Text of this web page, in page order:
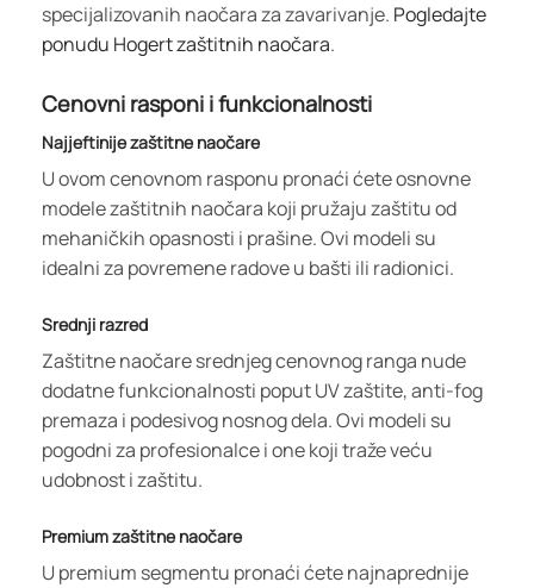
specijalizovanih naočara za zavarivanje. Pogledajte
ponudu Hogert zaštitnih naočara.
Cenovni rasponi i funkcionalnosti
Najjeftinije zaštitne naočare
U ovom cenovnom rasponu pronaći ćete osnovne
modele zaštitnih naočara koji pružaju zaštitu od
mehaničkih opasnosti i prašine. Ovi modeli su
idealni za povremene radove u bašti ili radionici.
Srednji razred
Zaštitne naočare srednjeg cenovnog ranga nude
dodatne funkcionalnosti poput UV zaštite, anti-fog
premaza i podesivog nosnog dela. Ovi modeli su
pogodni za profesionalce i one koji traže veću
udobnost i zaštitu.
Premium zaštitne naočare
U premium segmentu pronaći ćete najnaprednije